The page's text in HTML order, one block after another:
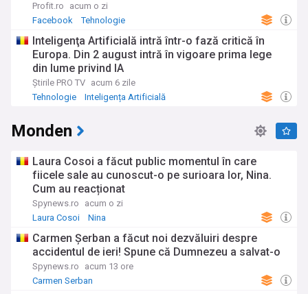
Profit.ro
acum o zi
Facebook
Tehnologie
Inteligenţa Artificială intră într-o fază critică în
Europa. Din 2 august intră în vigoare prima lege
din lume privind IA
Știrile PRO TV acum 6 zile
Tehnologie
Inteligența Artificială
Monden
Laura Cosoi a făcut public momentul în care
fiicele sale au cunoscut-o pe surioara lor, Nina.
Cum au reacționat
Spynews.ro
acum o zi
Laura Cosoi
Nina
Carmen Șerban a făcut noi dezvăluiri despre
accidentul de ieri! Spune că Dumnezeu a salvat-o
Spynews.ro
acum 13 ore
Carmen Serban